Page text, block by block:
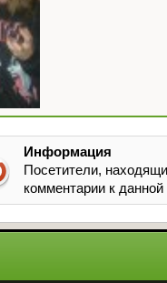
Информация
Посетители,
комментарии к